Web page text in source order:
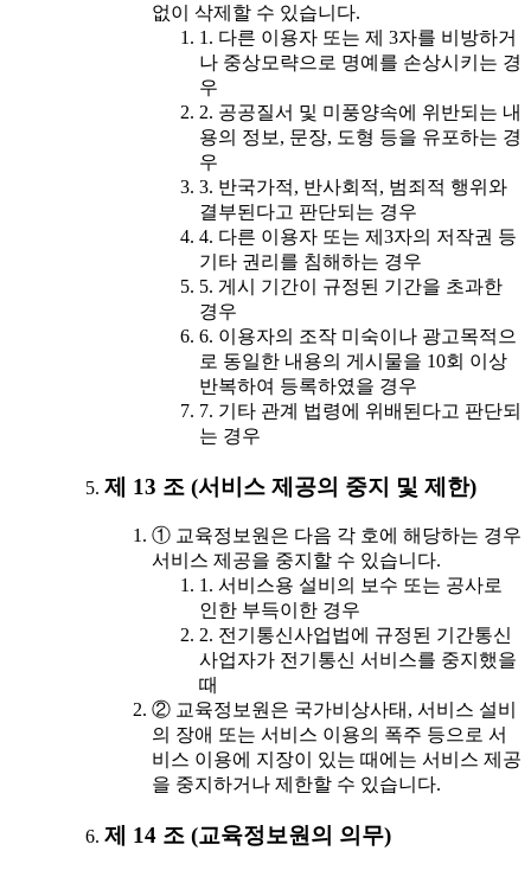
없이 삭제할 수 있습니다.
1. 다른 이용자 또는 제 3자를 비방하거
나 중상모략으로 명예를 손상시키는 경
우
2. 공공질서 및 미풍양속에 위반되는 내
용의 정보, 문장, 도형 등을 유포하는 경
우
3. 반국가적, 반사회적, 범죄적 행위와
결부된다고 판단되는 경우
4. 다른 이용자 또는 제3자의 저작권 등
기타 권리를 침해하는 경우
5. 게시 기간이 규정된 기간을 초과한
경우
6. 이용자의 조작 미숙이나 광고목적으
로 동일한 내용의 게시물을 10회 이상
반복하여 등록하였을 경우
7. 기타 관계 법령에 위배된다고 판단되
는 경우
제 13 조 (서비스 제공의 중지 및 제한)
① 교육정보원은 다음 각 호에 해당하는 경우
서비스 제공을 중지할 수 있습니다.
1. 서비스용 설비의 보수 또는 공사로
인한 부득이한 경우
2. 전기통신사업법에 규정된 기간통신
사업자가 전기통신 서비스를 중지했을
때
② 교육정보원은 국가비상사태, 서비스 설비
의 장애 또는 서비스 이용의 폭주 등으로 서
비스 이용에 지장이 있는 때에는 서비스 제공
을 중지하거나 제한할 수 있습니다.
제 14 조 (교육정보원의 의무)